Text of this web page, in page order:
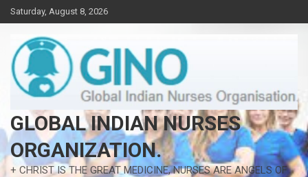
Skip
to
content
Saturday, August 8, 2026
GLOBAL INDIAN NURSES
ORGANIZATION.
+ CHRIST IS THE GREAT MEDICINE, NURSES ARE ANGELS OF